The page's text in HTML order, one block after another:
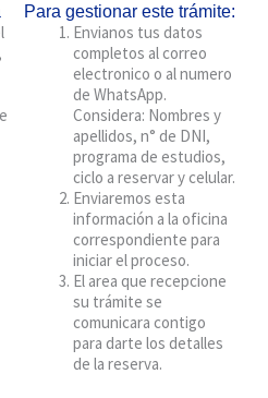
Para gestionar este trámite:
Envianos tus datos
completos al correo
electronico o al numero
de WhatsApp.
Considera: Nombres y
apellidos, n° de DNI,
programa de estudios,
ciclo a reservar y celular.
Enviaremos esta
información a la oficina
correspondiente para
iniciar el proceso.
El area que recepcione
su trámite se
comunicara contigo
para darte los detalles
de la reserva.